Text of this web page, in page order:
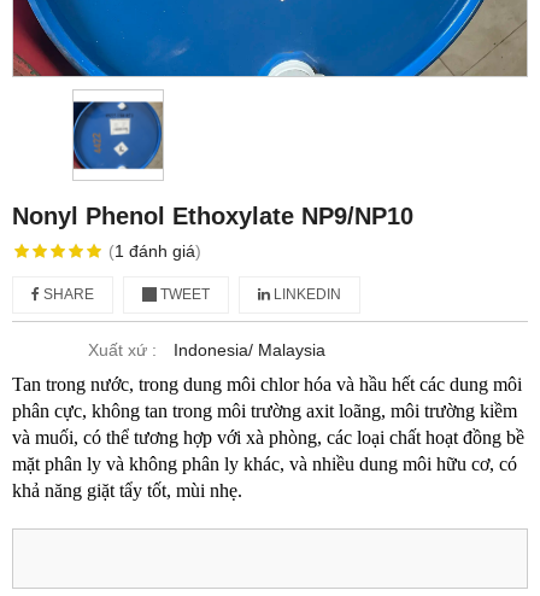
Nonyl Phenol Ethoxylate NP9/NP10
(1 đánh giá)
SHARE TWEET LINKEDIN
Xuất xứ : Indonesia/ Malaysia
Tan trong nước, trong dung môi chlor hóa và hầu hết các dung môi
phân cực, không tan trong môi trường axit loãng, môi trường kiềm
và muối, có thể tương hợp với xà phòng, các loại chất hoạt đồng bề
mặt phân ly và không phân ly khác, và nhiều dung môi hữu cơ, có
khả năng giặt tẩy tốt, mùi nhẹ.